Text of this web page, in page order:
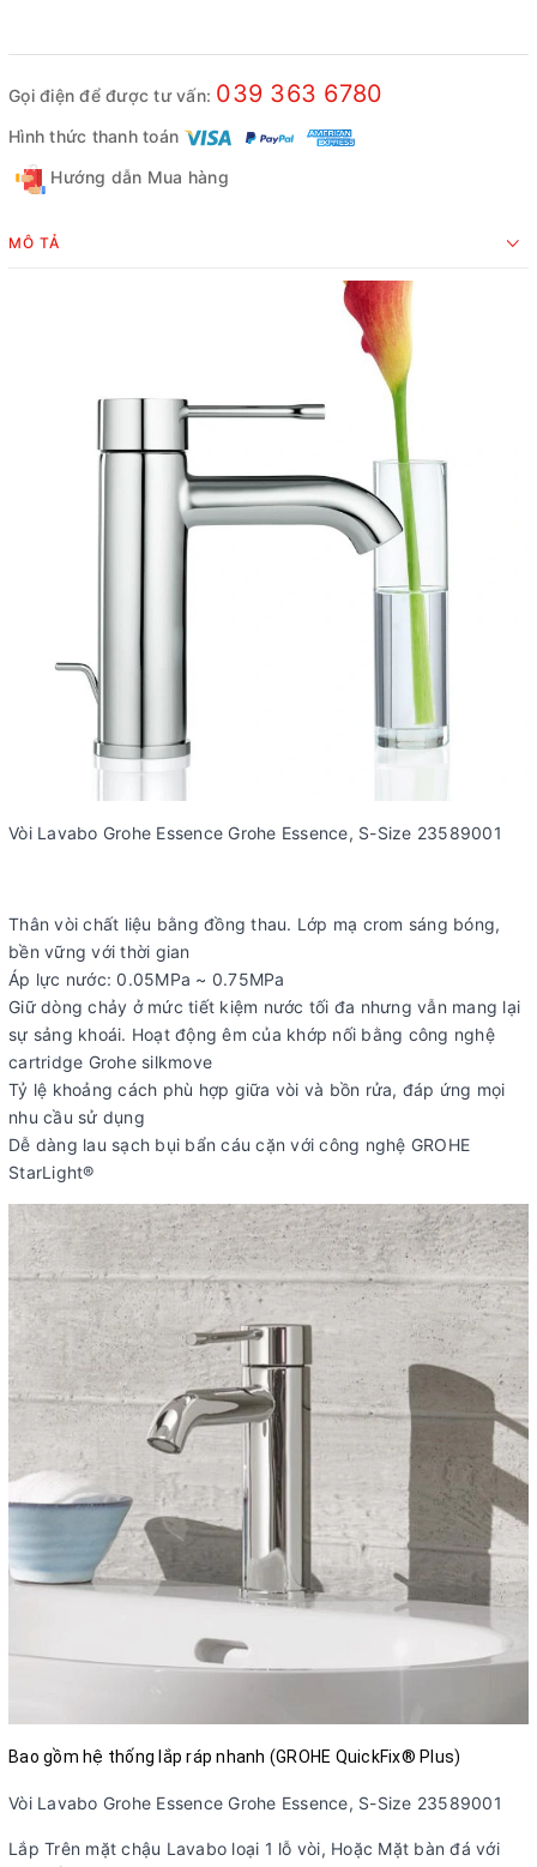
Gọi điện để được tư vấn: 039 363 6780
Hình thức thanh toán
Hướng dẫn Mua hàng
MÔ TẢ
Vòi Lavabo Grohe Essence Grohe Essence, S-Size 23589001
Thân vòi chất liệu bằng đồng thau. Lớp mạ crom sáng bóng,
bền vững với thời gian
Áp lực nước: 0.05MPa ~ 0.75MPa
Giữ dòng chảy ở mức tiết kiệm nước tối đa nhưng vẫn mang lại
sự sảng khoái. Hoạt động êm của khớp nối bằng công nghệ
cartridge Grohe silkmove
Tỷ lệ khoảng cách phù hợp giữa vòi và bồn rửa, đáp ứng mọi
nhu cầu sử dụng
Dễ dàng lau sạch bụi bẩn cáu cặn với công nghệ GROHE
StarLight®
Bao gồm hệ thống lắp ráp nhanh (GROHE QuickFix® Plus)
Vòi Lavabo Grohe Essence Grohe Essence, S-Size 23589001
Lắp Trên mặt chậu Lavabo loại 1 lỗ vòi, Hoặc Mặt bàn đá với